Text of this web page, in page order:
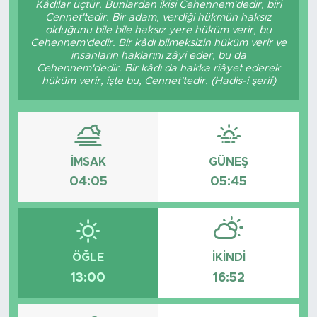
Kâdılar üçtür. Bunlardan ikisi Cehennem'dedir, biri
Cennet'tedir. Bir adam, verdiği hükmün haksız
olduğunu bile bile haksız yere hüküm verir, bu
Cehennem'dedir. Bir kâdı bilmeksizin hüküm verir ve
insanların haklarını zâyi eder, bu da
Cehennem'dedir. Bir kâdı da hakka riâyet ederek
hüküm verir, işte bu, Cennet'tedir. (Hadis-i şerif)
İMSAK
04:05
GÜNEŞ
05:45
ÖĞLE
13:00
İKINDI
16:52
BİLİM-TEKNOLOJİ
RÖPÖRTAJ
ANALİZ
NOSTALJİ
KULİS
YAZARLAR
POLİTİKA
EKONOMİ